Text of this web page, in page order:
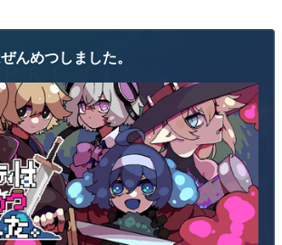
んめつしました。